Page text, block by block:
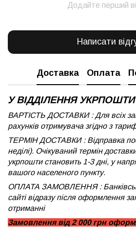
Додайте перший
Написати
Доставка Оплата
У ВІДДІЛЕННЯ УКРПОШТИ
ВАРТІСТЬ ДОСТАВКИ : Для всіх
рахунків отримувача згідно з
ТЕРМІН ДОСТАВКИ : Відправка
неділі). Очікуваний термін
укрпошти становить 1-3 дні, у
вашого населеного пункту.
ОПЛАТА ЗАМОВЛЕННЯ :
сайті відразу після оформлення
отриманні
Замовлення від 2 000 грн